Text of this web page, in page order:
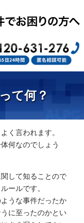
て何？
く言われます。
何なのでしょう
して知ることので
ールです。
うな事件だったか
に至ったのかとい